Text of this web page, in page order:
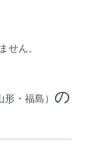
せん。
・福島） の